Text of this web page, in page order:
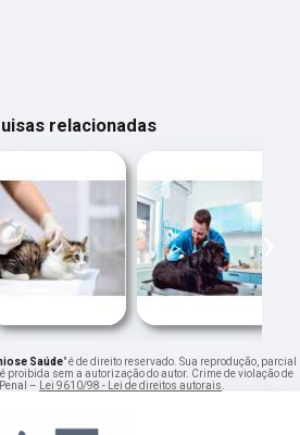
relacionadas
›
Saúde" é de direito reservado. Sua reprodução, parcial
proibida sem a autorização do autor. Crime de violação de
–
Lei 9610/98 - Lei de direitos autorais